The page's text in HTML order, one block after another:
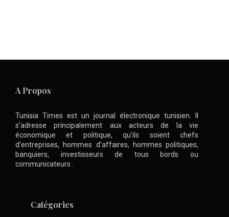
A Propos
Tunisia Times est un journal électronique tunisien. Il
s’adresse principalement aux acteurs de la vie
économique et politique, qu’ils soient chefs
d’entreprises, hommes d’affaires, hommes politiques,
banquiers, investisseurs de tous bords ou
communicateurs .
Catégories